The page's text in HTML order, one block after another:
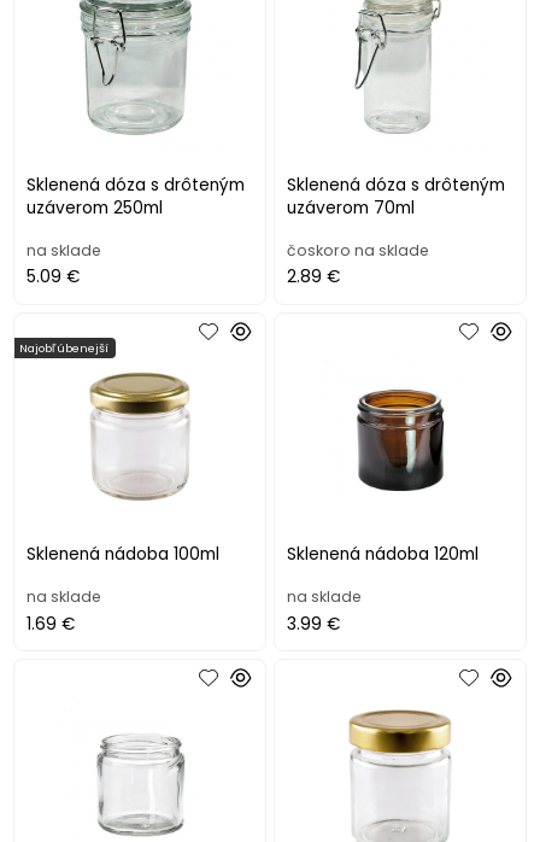
Sklenená dóza s drôteným
uzáverom 250ml
na sklade
5.09 €
Sklenená dóza s drôteným
uzáverom 70ml
čoskoro na sklade
2.89 €
Sklenená nádoba 100ml
Najobľúbenejší
na sklade
1.69 €
Sklenená nádoba 120ml
na sklade
3.99 €